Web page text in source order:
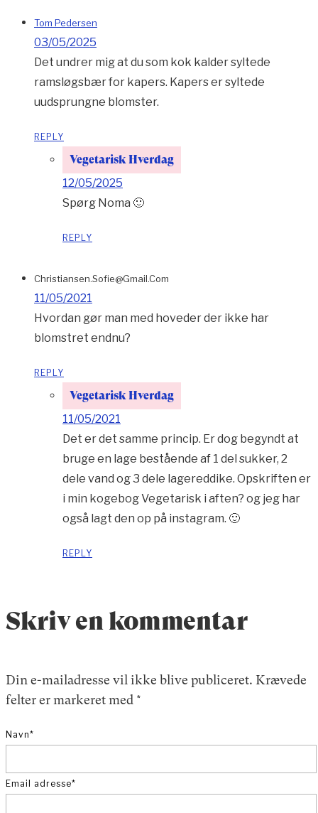
Tom Pedersen
03/05/2025
Det undrer mig at du som kok kalder syltede
ramsløgsbær for kapers. Kapers er syltede
uudsprungne blomster.
REPLY
Vegetarisk Hverdag
12/05/2025
Spørg Noma 🙂
REPLY
Christiansen.sofie@gmail.com
11/05/2021
Hvordan gør man med hoveder der ikke har
blomstret endnu?
REPLY
Vegetarisk Hverdag
11/05/2021
Det er det samme princip. Er dog begyndt at
bruge en lage bestående af 1 del sukker, 2
dele vand og 3 dele lagereddike. Opskriften er
i min kogebog Vegetarisk i aften? og jeg har
også lagt den op på instagram. 🙂
REPLY
Skriv en kommentar
Din e-mailadresse vil ikke blive publiceret. Krævede
felter er markeret med *
Navn*
Email adresse*